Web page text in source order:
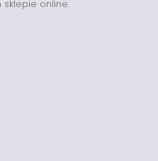
sklepie online.